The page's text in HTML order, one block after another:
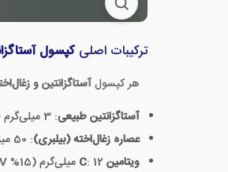
ترکیبات اصلیکپسول
هر کپسولآستاگزانتین و
آستاگزانتین طبیعی: 3 میلی‌گرم – یکی از قوی‌ترین آنتی‌اکسیدان‌های طبیعت
عصاره زغال‌اخته (بیلبری): 50 میلی‌گرم – منبع غنی آنتوسیانین‌ها برای سلامت چشم
ویتامین C : 12 میلی‌گرم (15% NRV)